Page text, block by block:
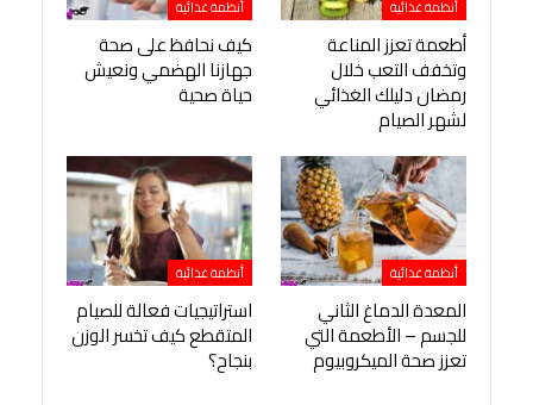
أنظمة غذائية
أطعمة تعزز المناعة
وتخفف التعب خلال
رمضان دليلك الغذائي
لشهر الصيام
أنظمة غذائية
كيف نحافظ على صحة
جهازنا الهضمي ونعيش
حياة صحية
أنظمة غذائية
المعدة الدماغ الثاني
للجسم – الأطعمة التي
تعزز صحة الميكروبيوم
أنظمة غذائية
استراتيجيات فعالة للصيام
المتقطع كيف تخسر الوزن
بنجاح؟